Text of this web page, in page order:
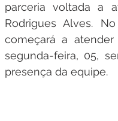
e Alagações
parceria voltada a
Rodrigues Alves.
começará a
segunda-feira, 05,
presença da equipe.